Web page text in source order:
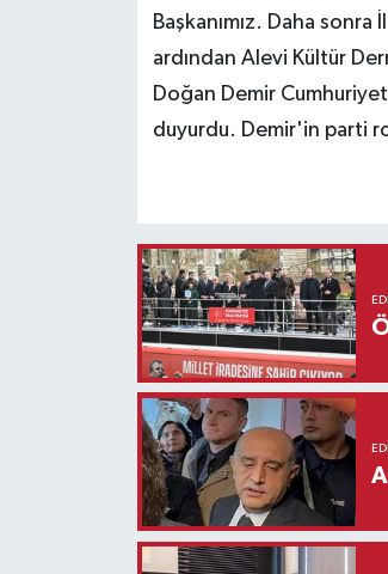
Başkanımız. Daha sonra
ardından Alevi Kültür
Doğan Demir
duyurdu. Demir'in parti